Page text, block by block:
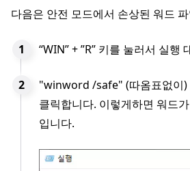
다음은 안전 모드에서 손상된 워드
“WIN” + ”R” 키를 눌러서 실행
"winword /safe" (따옴표없이)
클릭합니다. 이렇게하면 워드
입니다.